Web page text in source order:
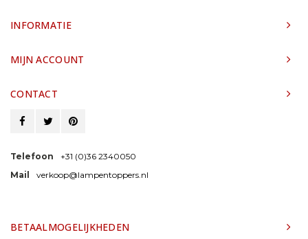
INFORMATIE
MIJN ACCOUNT
CONTACT
Telefoon
+31 (0)36 2340050
Mail
verkoop@lampentoppers.nl
BETAALMOGELIJKHEDEN